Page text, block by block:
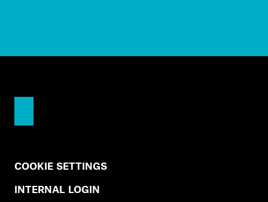
COOKIE SETTINGS
INTERNAL LOGIN